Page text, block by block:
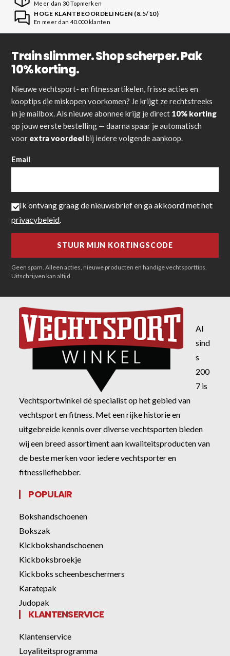
Meer dan 30 Topmerken
HOGE KLANTBEOORDELINGEN (8.5/10)
En meer dan 40.000 klanten
Train slimmer. Shop scherper. Pak
10% korting.
Nieuwe vechtsport- en fitnessartikelen, frisse acties en
kooptips die miskopen voorkomen? Je krijgt ze rechtstreeks
in je mailbox. Als nieuwe abonnee krijg je direct 10% korting
op jouw eerste bestelling — daarna spaar je automatisch
voor extra voordeelbij iedere volgende aankoop.
Email
Ik ontvang graag de nieuwsbrief en ga akkoord met het
privacybeleid
Geen spam. Alleen acties, nieuwe producten en handige vechtsporttips.
Uitschrijven kan altijd.
Al
sind
s
200
7 is
Vechtsportwinkel dé specialist op het gebied van
vechtsport en fitness. Met een rijke historie en
uitgebreide kennis over diverse vechtsporten bieden
wij een breed assortiment aan kwaliteitsproducten van
de beste merken voor iedere vechtsporter en
fitnessliefhebber.
POPULAIR
Bokshandschoenen
Bokszak
Kickbokshandschoenen
Kickboksbroekje
Kickboks scheenbeschermers
Karatepak
Judopak
KLANTENSERVICE
Klantenservice
Loyaliteitsprogramma